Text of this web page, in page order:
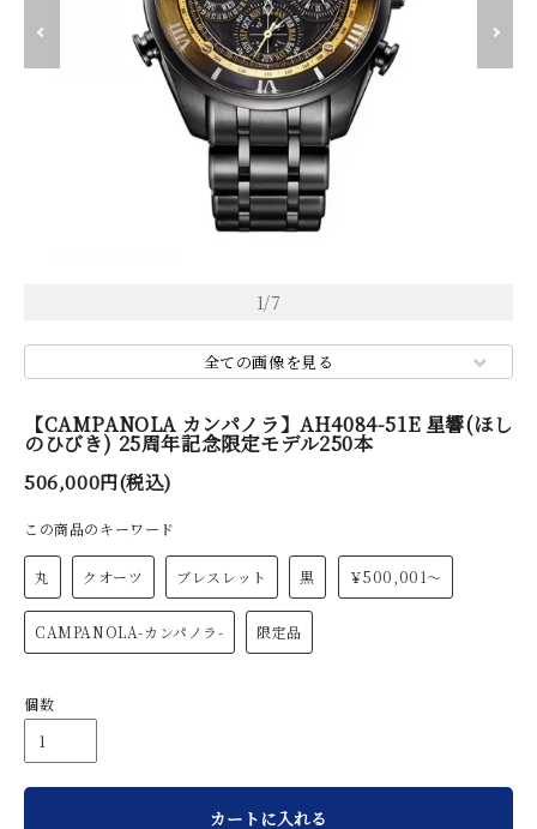
1/7
全ての画像を見る
【CAMPANOLA カンパノラ】AH4084-51E 星響(ほし
のひびき) 25周年記念限定モデル250本
506,000円(税込)
この商品のキーワード
丸 クオーツ ブレスレット 黒 ￥500,001～
CAMPANOLA-カンパノラ- 限定品
個数
カートに入れる